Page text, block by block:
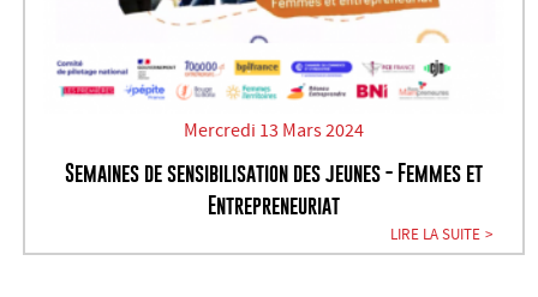
Mercredi 13 Mars 2024
Semaines de sensibilisation des jeunes - Femmes et
Entrepreneuriat
LIRE LA SUITE